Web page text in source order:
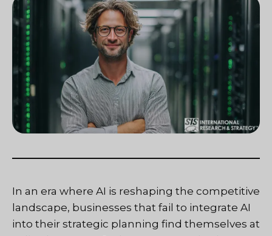
In an era where AI is reshaping the competitive
landscape, businesses that fail to integrate AI
into their strategic planning find themselves at